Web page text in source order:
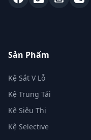
Sản Phẩm
Kệ Sắt V Lỗ
Kệ Trung Tải
Kệ Siêu Thị
Kệ Selective